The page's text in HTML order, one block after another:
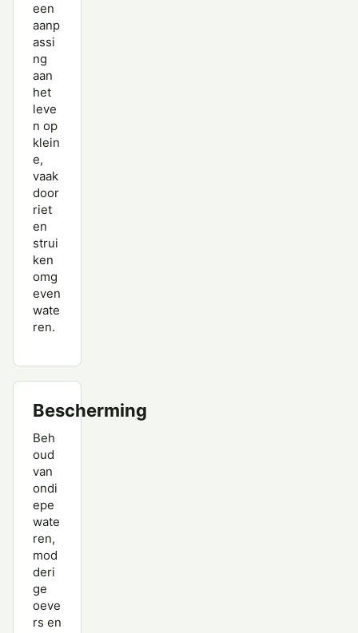
een
aanp
assi
ng
aan
het
leve
n op
klein
e,
vaak
door
riet
en
strui
ken
omg
even
wate
ren.
Bescherming
Beh
oud
van
ondi
epe
wate
ren,
mod
deri
ge
oeve
rs en